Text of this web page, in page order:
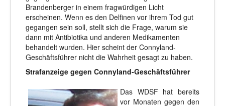
Brandenberger in einem fragwürdigen Licht
erscheinen. Wenn es den Delfinen vor ihrem Tod gut
gegangen sein soll, stellt sich die Frage, warum sie
dann mit Antibiotika und anderen Medikamenten
behandelt wurden. Hier scheint der Connyland-
Geschäftsführer nicht die Wahrheit gesagt zu haben.
Strafanzeige gegen Connyland-Geschäftsführer
Das WDSF hat bereits
vor Monaten gegen den